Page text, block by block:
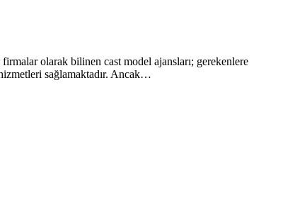
olarak bilinen cast model ajansları; gerekenlere
sağlamaktadır. Ancak…